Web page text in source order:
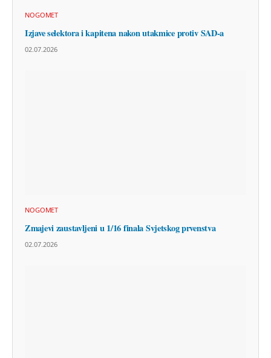
NOGOMET
Izjave selektora i kapitena nakon utakmice protiv SAD-a
02.07.2026
NOGOMET
Zmajevi zaustavljeni u 1/16 finala Svjetskog prvenstva
02.07.2026